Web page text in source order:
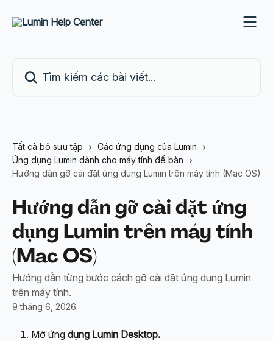
Tất cả bộ sưu tập
Các ứng dụng của Lumin
Ứng dụng Lumin dành cho máy tính để bàn
Hướng dẫn gỡ cài đặt ứng dụng Lumin trên máy tính (Mac OS)
Hướng dẫn gỡ cài đặt ứng
dụng Lumin trên máy tính
(Mac OS)
Hướng dẫn từng bước cách gỡ cài đặt ứng dụng Lumin
trên máy tính.
9 tháng 6, 2026
Mở ứng dụng Lumin Desktop.